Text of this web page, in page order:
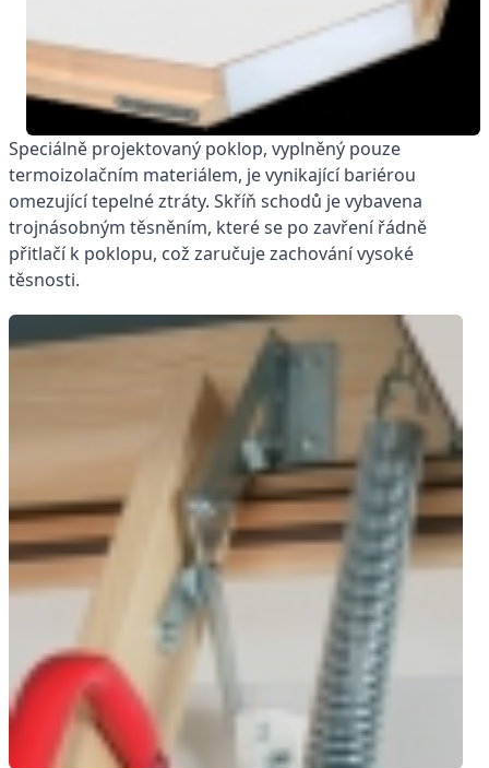
Speciálně projektovaný poklop, vyplněný pouze
termoizolačním materiálem, je vynikající bariérou
omezující tepelné ztráty. Skříň schodů je vybavena
trojnásobným těsněním, které se po zavření řádně
přitlačí k poklopu, což zaručuje zachování vysoké
těsnosti.